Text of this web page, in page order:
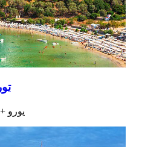
1390 یورو + 139.000.000 تومان